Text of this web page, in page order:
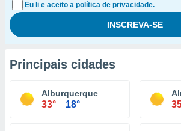
Eu li e aceito a política de privacidade.
Principais cidades
Alburquerque
33° 18°